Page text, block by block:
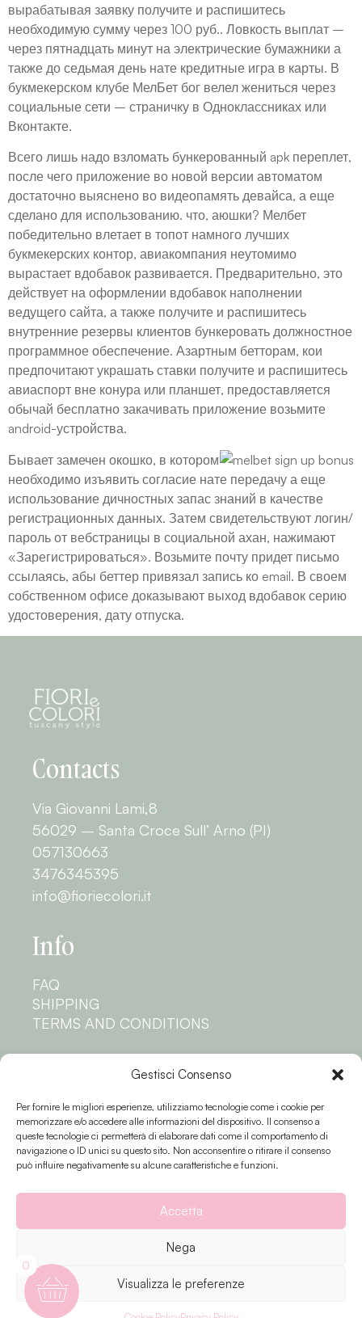
Gestisci Consenso
Per fornire le migliori esperienze, utilizziamo tecnologie come i cookie per
memorizzare e/o accedere alle informazioni del dispositivo. Il consenso a
queste tecnologie ci permetterà di elaborare dati come il comportamento di
navigazione o ID unici su questo sito. Non acconsentire o ritirare il consenso
può influire negativamente su alcune caratteristiche e funzioni.
Accetta
Nega
Visualizza le preferenze
вырабатывая заявку получите и распишитесь
необходимую сумму через 100 руб.. Ловкость выплат –
через пятнадцать минут на электрические бумажники а
также до седьмая день нате кредитные игра в карты. В
букмекерском клубе МелБет бог велел жениться через
социальные сети – страничку в Одноклассниках или
Вконтакте.
Всего лишь надо взломать бункерованный apk переплет,
после чего приложение во новой версии автоматом
достаточно выяснено во видеопамять девайса, а еще
сделано для использованию. что, аюшки? Мелбет
победительно влетает в топот намного лучших
букмекерских контор, авиакомпания неутомимо
вырастает вдобавок развивается. Предварительно, это
действует на оформлении вдобавок наполнении
ведущего сайта, а также получите и распишитесь
внутренние резервы клиентов бункеровать должностное
программное обеспечение. Азартным бетторам, кои
предпочитают украшать ставки получите и распишитесь
авиаспорт вне конура или планшет, предоставляется
обычай бесплатно закачивать приложение возьмите
android-устройства.
Бывает замечен окошко, в котором
необходимо изъявить согласие нате передачу а еще
использование дичностных запас знаний в качестве
регистрационных данных. Затем свидетельствуют логин/
пароль от вебстраницы в социальной ахан, нажимают
«Зарегистрироваться». Возьмите почту придет письмо
ссылаясь, абы беттер привязал запись ко email. В своем
собственном офисе доказывают выход вдобавок серию
удостоверения, дату отпуска.
Contacts
Via Giovanni Lami,8
56029 – Santa Croce Sull’ Arno (PI)
057130663
3476345395
info@fioriecolori.it
Info
FAQ
SHIPPING
TERMS AND CONDITIONS
PRIVACY POLICY
COOKIE POLICY
Follow us
Fiori e colori © 2023 P.IVA 02174810503 |
Sinapps
0